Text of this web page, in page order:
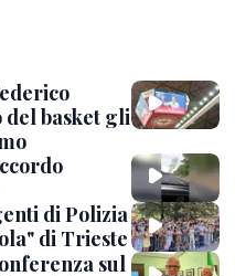
del basket gli
di Polizia
di Trieste
sul